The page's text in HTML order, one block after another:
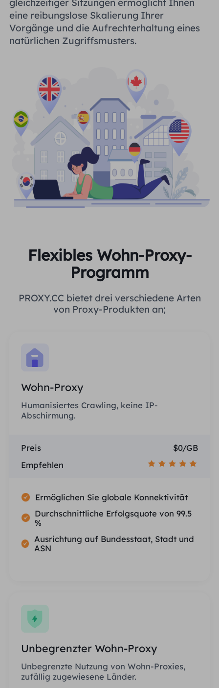
gleichzeitiger Sitzungen ermöglicht Ihnen
eine reibungslose Skalierung Ihrer
Vorgänge und die Aufrechterhaltung eines
natürlichen Zugriffsmusters.
Flexibles Wohn-Proxy-
Programm
PROXY.CC bietet drei verschiedene Arten
von Proxy-Produkten an;
Wohn-Proxy
Humanisiertes Crawling, keine IP-
Abschirmung.
Preis
$0/GB
Empfehlen
Ermöglichen Sie globale Konnektivität
Durchschnittliche Erfolgsquote von 99.5
%
Ausrichtung auf Bundesstaat, Stadt und
ASN
Unbegrenzter Wohn-Proxy
Unbegrenzte Nutzung von Wohn-Proxies,
zufällig zugewiesene Länder.